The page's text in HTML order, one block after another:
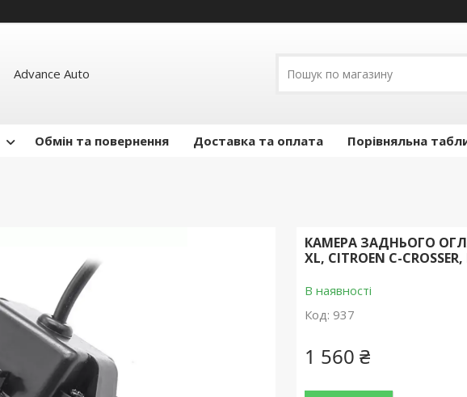
Advance Auto
Обмін та повернення Доставка та оплата Порівняльна
КАМЕРА ЗАДНЬОГО
XL, CITROEN C-
В наявності
Код: 937
1 560 ₴